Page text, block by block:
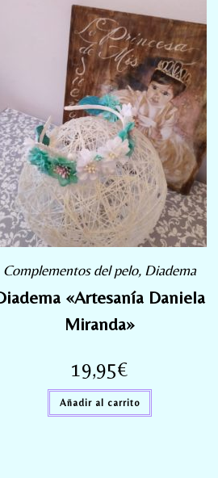
Complementos del pelo, Diadema
«Artesanía Daniela
Miranda»
19,95€
Añadir al carrito